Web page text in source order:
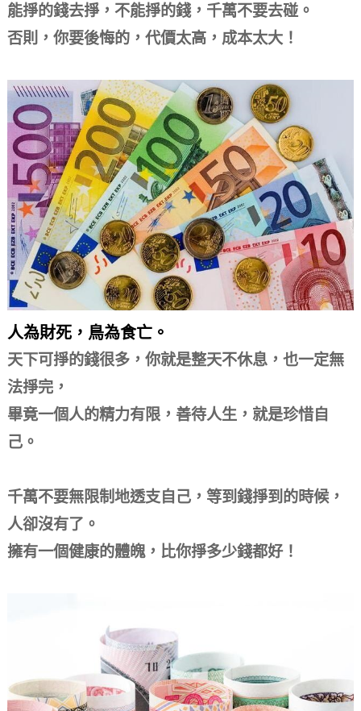
能掙的錢去掙，不能掙的錢，千萬不要去碰。
否則，你要後悔的，代價太高，成本太大！
人為財死，鳥為食亡。
天下可掙的錢很多，你就是整天不休息，也一定無
法掙完，
畢竟一個人的精力有限，善待人生，就是珍惜自
己。
千萬不要無限制地透支自己，等到錢掙到的時候，
人卻沒有了。
擁有一個健康的體魄，比你掙多少錢都好！